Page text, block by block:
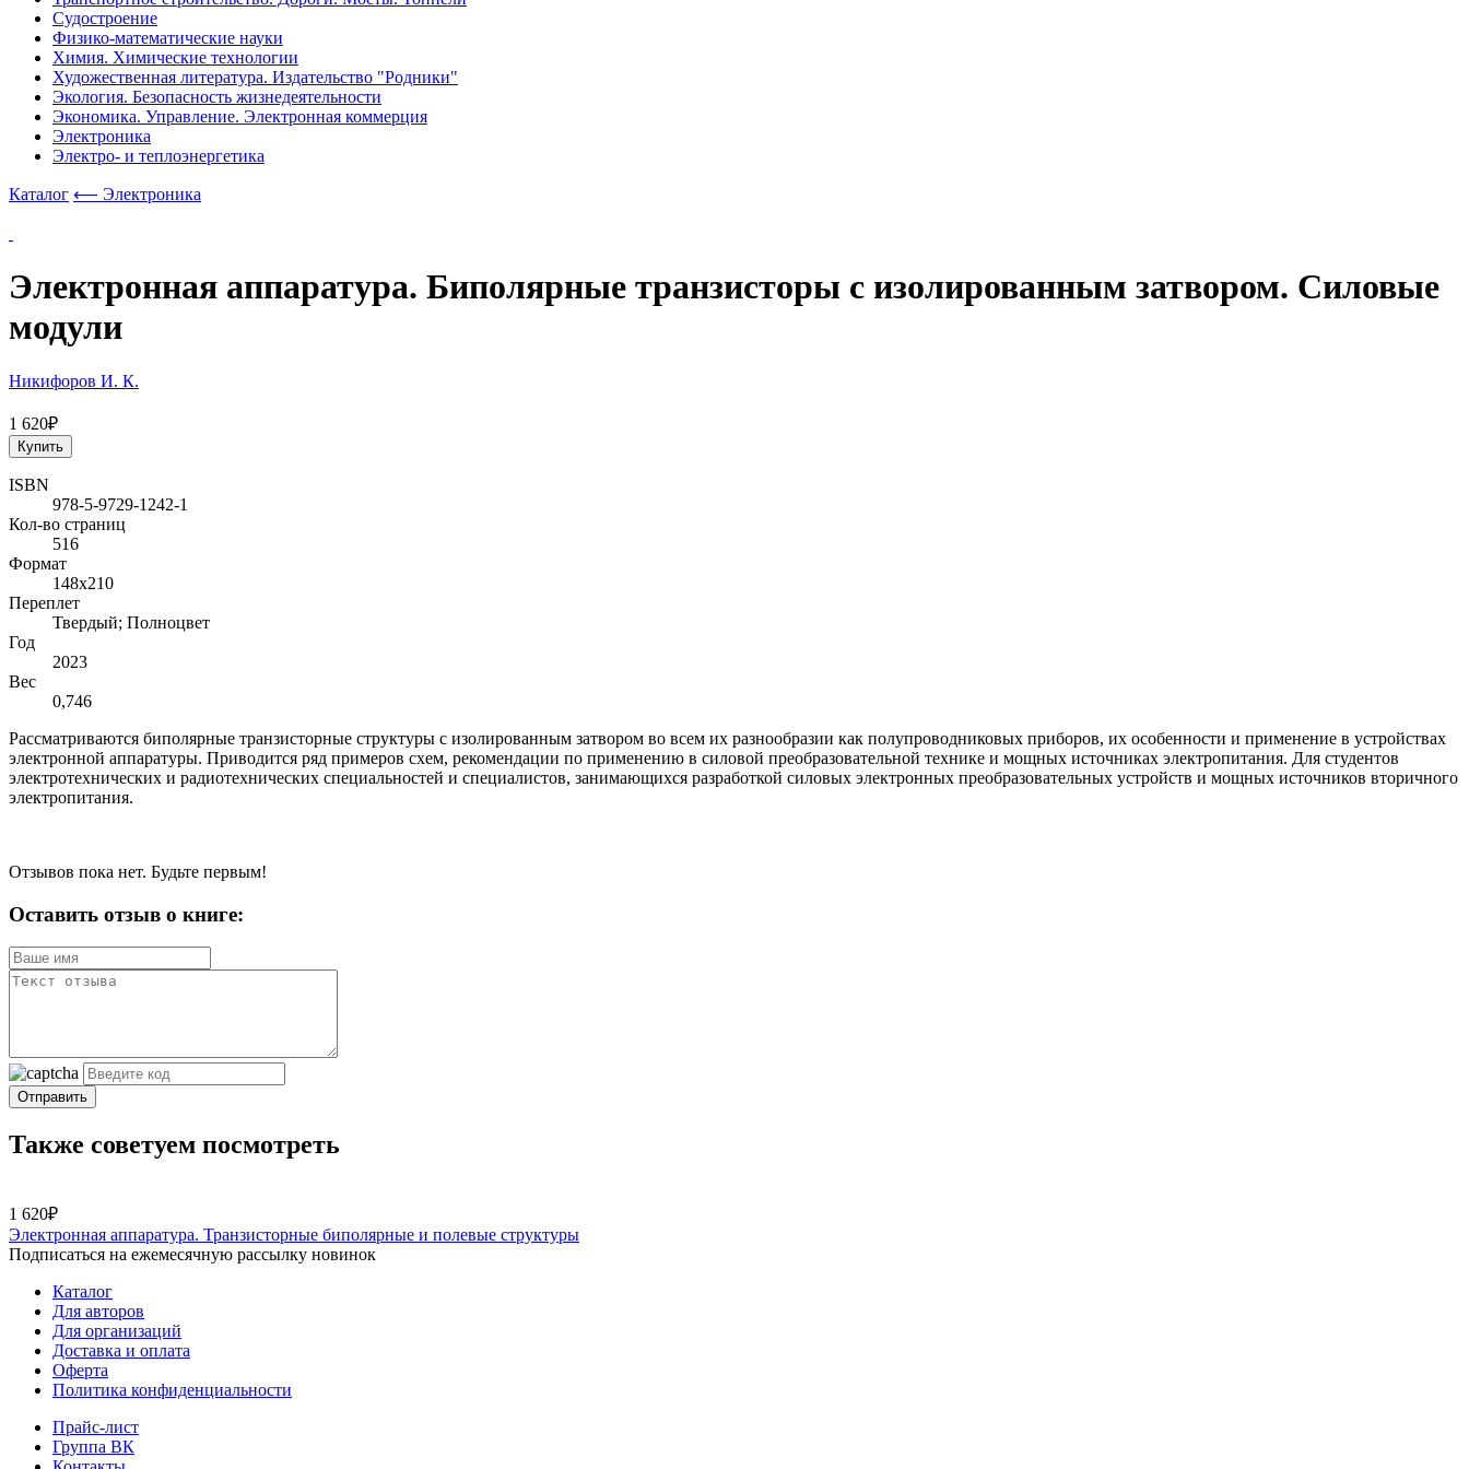
Судостроение
Физико-математические науки
Химия. Химические технологии
Художественная литература. Издательство "Родники"
Экология. Безопасность жизнедеятельности
Экономика. Управление. Электронная коммерция
Электроника
Электро- и теплоэнергетика
Каталог ⟵ Электроника
Электронная аппаратура. Биполярные транзисторы с изолированным затвором. Силовые
модули
Никифоров И. К.
1 620₽
Купить
ISBN
978-5-9729-1242-1
Кол-во страниц
516
Формат
148х210
Переплет
Твердый; Полноцвет
Год
2023
Вес
0,746
Рассматриваются биполярные транзисторные структуры с изолированным затвором во всем их разнообразии как полупроводниковых приборов, их особенности и применение в устройствах
электронной аппаратуры. Приводится ряд примеров схем, рекомендации по применению в силовой преобразовательной технике и мощных источниках электропитания. Для студентов
электротехнических и радиотехнических специальностей и специалистов, занимающихся разработкой силовых электронных преобразовательных устройств и мощных источников вторичного
электропитания.
Отзывов пока нет. Будьте первым!
Оставить отзыв о книге:
Отправить
Также советуем посмотреть
1 620₽
Электронная аппаратура. Транзисторные биполярные и полевые структуры
Подписаться на ежемесячную рассылку новинок
Каталог
Для авторов
Для организаций
Доставка и оплата
Оферта
Политика конфиденциальности
Прайс-лист
Группа ВК